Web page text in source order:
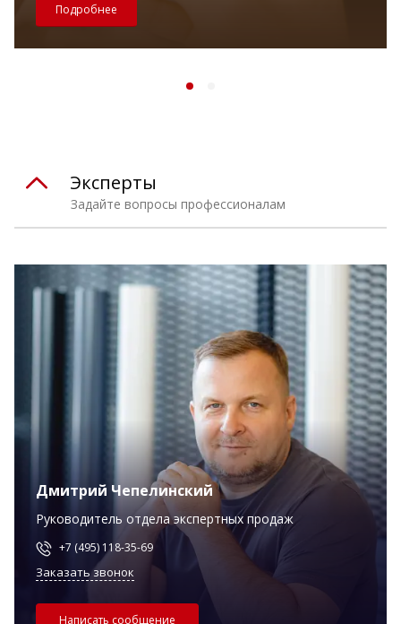
Подробнее
Задайте вопросы профессионалам
Эксперты
Дмитрий Чепелинский
Руководитель отдела экспертных продаж
+7 (495) 118-35-69
Заказать звонок
Написать сообщение